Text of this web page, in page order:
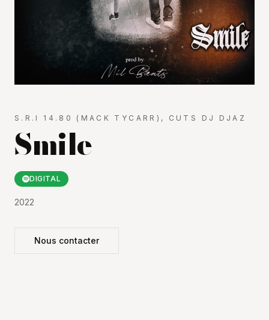
S.R.I 14.80 (MACK TYCARR), CUTS DJ DJAZ
Smile
DIGITAL
2022
Nous contacter